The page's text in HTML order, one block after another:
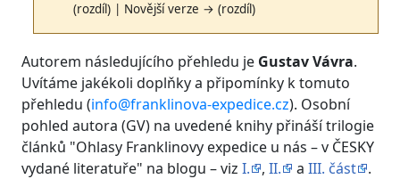
(rozdíl) | Novější verze → (rozdíl)
Autorem následujícího přehledu je Gustav Vávra.
Uvítáme jakékoli doplňky a připomínky k tomuto
přehledu (info@franklinova-expedice.cz). Osobní
pohled autora (GV) na uvedené knihy přináší trilogie
článků "Ohlasy Franklinovy expedice u nás – v ČESKY
vydané literatuře" na blogu – viz I. , II. a III. část
.